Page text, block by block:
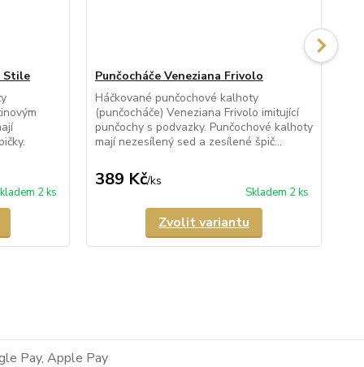
Stile
2 ks
Punčocháče Veneziana Frivolo
Háčkované punčochové kalhoty
(punčocháče) Veneziana Frivolo imitující
punčochy s podvazky. Punčochové kalhoty
mají nezesílený sed a zesílené špič...
389 Kč/ks
Skladem 2 ks
Zvolit variantu